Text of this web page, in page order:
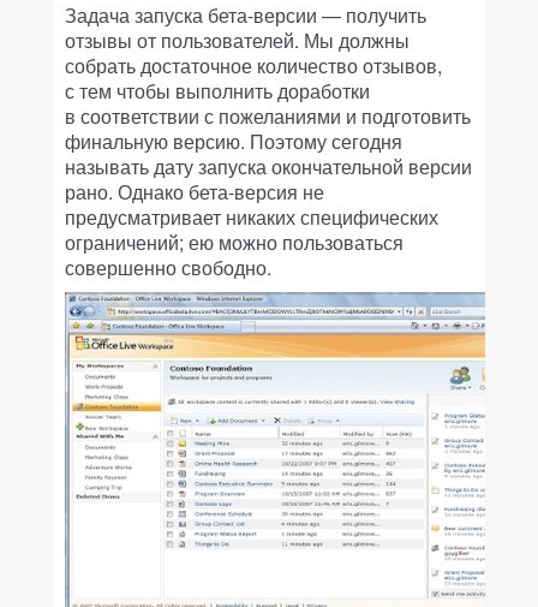
Задача запуска бета-версии — получить
отзывы от пользователей. Мы должны
собрать достаточное количество отзывов,
с тем чтобы выполнить доработки
в соответствии с пожеланиями и подготовить
финальную версию. Поэтому сегодня
называть дату запуска окончательной версии
рано. Однако бета-версия не
предусматривает никаких специфических
ограничений; ею можно пользоваться
совершенно свободно.